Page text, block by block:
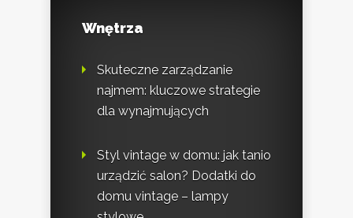
Wnętrza
Skuteczne zarządzanie
najmem: kluczowe strategie
dla wynajmujących
Styl vintage w domu: jak tanio
urządzić salon? Dodatki do
domu vintage – lampy